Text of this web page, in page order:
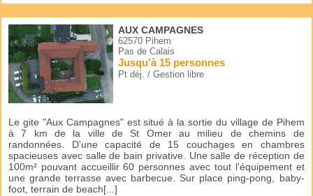
AUX CAMPAGNES
62570 Pihem
Pas de Calais
Jusqu'à 15 personnes
Pt déj. / Gestion libre
Le gite "Aux Campagnes" est situé à la sortie du village de Pihem
à 7 km de la ville de St Omer au milieu de chemins de
randonnées. D'une capacité de 15 couchages en chambres
spacieuses avec salle de bain privative. Une salle de réception de
100m² pouvant accueillir 60 personnes avec tout l'équipement et
une grande terrasse avec barbecue. Sur place ping-pong, baby-
foot, terrain de beach[...]